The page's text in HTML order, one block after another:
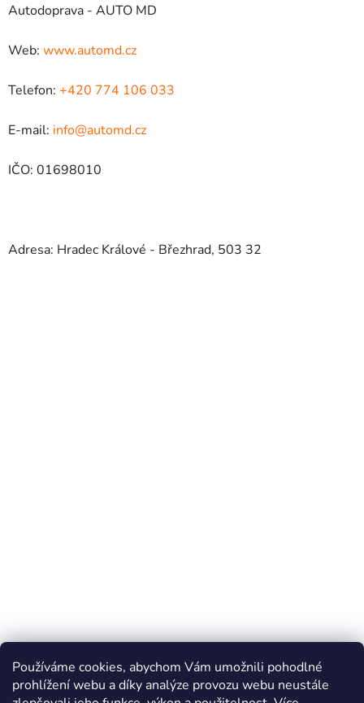
Používáme cookies, abychom Vám umožnili pohodlné
prohlížení webu a díky analýze provozu webu neustále
Autodoprava - AUTO MD
Web: www.automd.cz
Telefon: +420 774 106 033
E-mail: info@automd.cz
IČO: 01698010
Adresa: Hradec Králové - Březhrad, 503 32